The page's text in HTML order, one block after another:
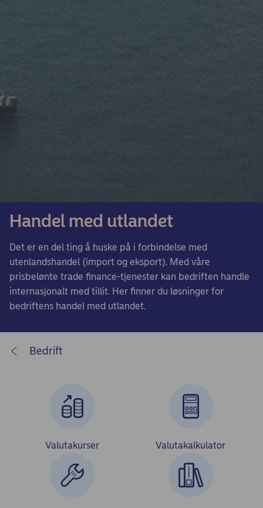
Handel med utlandet
Det er en del ting å huske på i forbindelse med
utenlandshandel (import og eksport). Med våre
prisbelønte trade finance-tjenester kan bedriften handle
internasjonalt med tillit. Her finner du løsninger for
bedriftens handel med utlandet.
Bedrift
Valutakurser Valutakalkulator